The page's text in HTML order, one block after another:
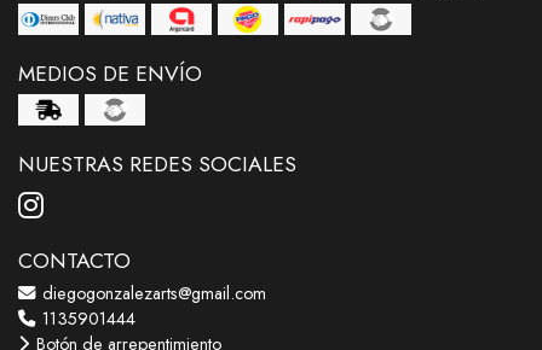
MEDIOS DE ENVÍO
NUESTRAS REDES SOCIALES
CONTACTO
diegogonzalezarts@gmail.com
1135901444
Botón de arrepentimiento